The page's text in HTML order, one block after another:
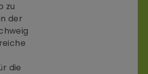
zu
der
die